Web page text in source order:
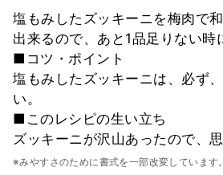
塩もみしたズッキーニを梅肉で
出来るので、あと1品足りない時
■コツ・ポイント
塩もみしたズッキーニは、必ず
い。
■このレシピの生い立ち
ズッキーニが沢山あったので、
※みやすさのために書式を一部改変しています。